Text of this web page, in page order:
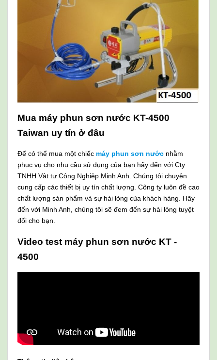
Mua máy phun sơn nước KT-4500
Taiwan uy tín ở đâu
Để có thể mua một chiếc máy phun sơn nước nhằm
phục vụ cho nhu cầu sử dụng của bạn hãy đến với Cty
TNHH Vật tư Công Nghiệp Minh Anh. Chúng tôi chuyên
cung cấp các thiết bị uy tín chất lượng. Công ty luôn đề cao
chất lượng sản phẩm và sự hài lòng của khách hàng. Hãy
đến với Minh Anh, chúng tôi sẽ đem đến sự hài lòng tuyệt
đối cho bạn.
Video test máy phun sơn nước KT -
4500